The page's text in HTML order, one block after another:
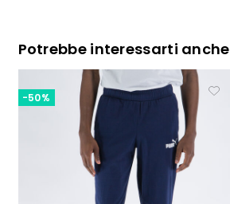
Potrebbe interessarti anche
-50%